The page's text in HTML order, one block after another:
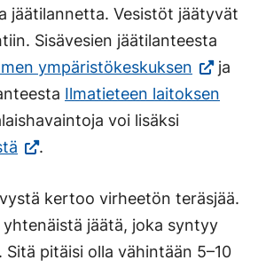
jäätilannetta. Vesistöt jäätyvät
Sisävesien jäätilanteesta
ympäristökeskuksen (Vieraile
ulkoisella
uuteen
ja
Ilmatieteen laitoksen
voi lisäksi
(Vieraile
sivustolla.
Linkki
avautuu
.
kertoo virheetön teräsjää.
yhtenäistä jäätä, joka syntyy
Sitä pitäisi olla vähintään 5–10